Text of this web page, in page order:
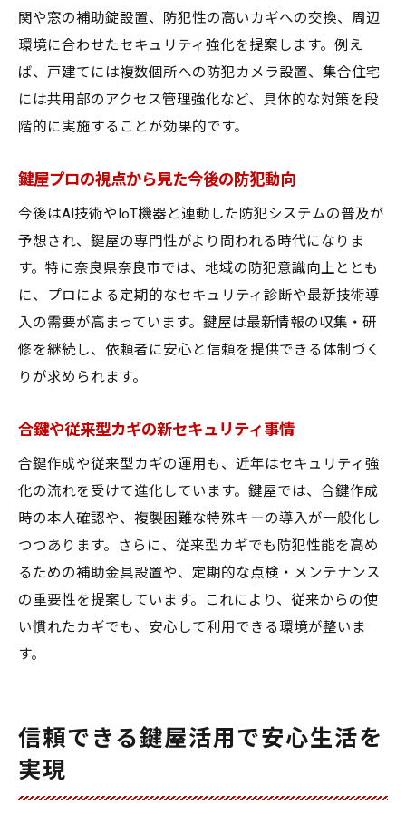
関や窓の補助錠設置、防犯性の高いカギへの交換、周辺
環境に合わせたセキュリティ強化を提案します。例え
ば、戸建てには複数個所への防犯カメラ設置、集合住宅
には共用部のアクセス管理強化など、具体的な対策を段
階的に実施することが効果的です。
鍵屋プロの視点から見た今後の防犯動向
今後はAI技術やIoT機器と連動した防犯システムの普及が
予想され、鍵屋の専門性がより問われる時代になりま
す。特に奈良県奈良市では、地域の防犯意識向上ととも
に、プロによる定期的なセキュリティ診断や最新技術導
入の需要が高まっています。鍵屋は最新情報の収集・研
修を継続し、依頼者に安心と信頼を提供できる体制づく
りが求められます。
合鍵や従来型カギの新セキュリティ事情
合鍵作成や従来型カギの運用も、近年はセキュリティ強
化の流れを受けて進化しています。鍵屋では、合鍵作成
時の本人確認や、複製困難な特殊キーの導入が一般化し
つつあります。さらに、従来型カギでも防犯性能を高め
るための補助金具設置や、定期的な点検・メンテナンス
の重要性を提案しています。これにより、従来からの使
い慣れたカギでも、安心して利用できる環境が整いま
す。
信頼できる鍵屋活用で安心生活を
実現